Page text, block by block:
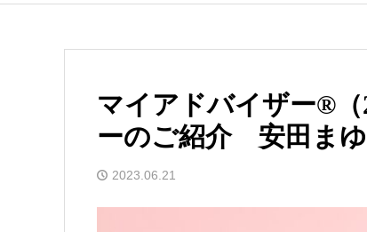
マイアドバイザー®
ーのご紹介 安田ま
2023.06.21